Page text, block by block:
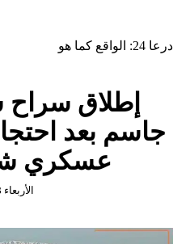
درعا 24: الواقع كما هو
إطلاق سراح
جاسم بعد
عسكري
الأربعاء 2024/08/28